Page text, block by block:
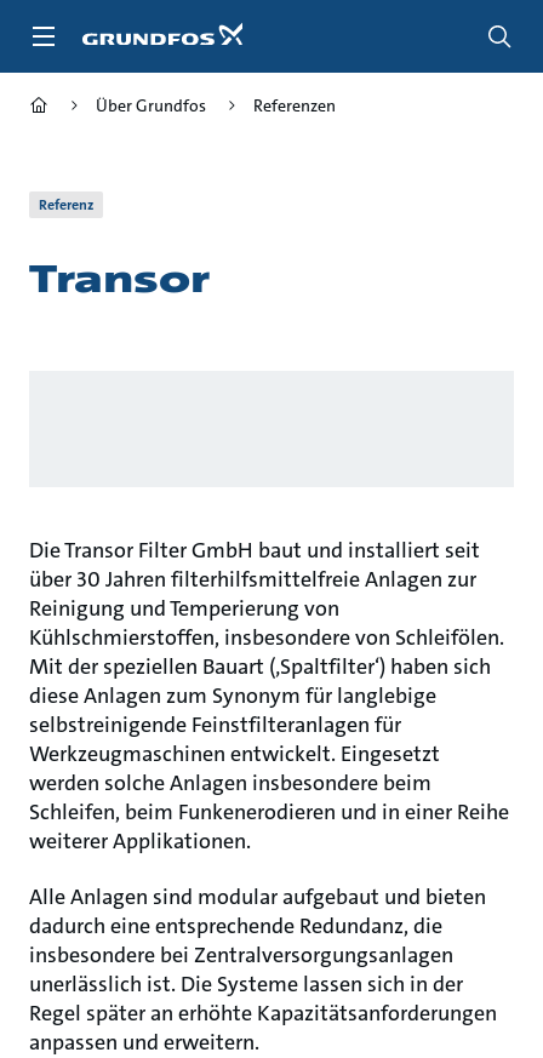
Inhalt
Über Grundfos Referenzen
Referenz
Transor
Die Transor Filter GmbH baut und installiert seit
über 30 Jahren filterhilfsmittelfreie Anlagen zur
Reinigung und Temperierung von
Kühlschmierstoffen, insbesondere von Schleifölen.
Mit der speziellen Bauart (‚Spaltfilter‘) haben sich
diese Anlagen zum Synonym für langlebige
selbstreinigende Feinstfilteranlagen für
Werkzeugmaschinen entwickelt. Eingesetzt
werden solche Anlagen insbesondere beim
Schleifen, beim Funkenerodieren und in einer Reihe
weiterer Applikationen.
Alle Anlagen sind modular aufgebaut und bieten
dadurch eine entsprechende Redundanz, die
insbesondere bei Zentralversorgungsanlagen
unerlässlich ist. Die Systeme lassen sich in der
Regel später an erhöhte Kapazitätsanforderungen
anpassen und erweitern.